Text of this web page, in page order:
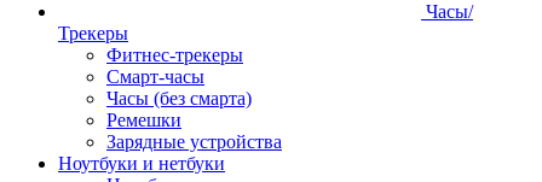
Часы/
Трекеры
Фитнес-трекеры
Смарт-часы
Часы (без смарта)
Ремешки
Зарядные устройства
Ноутбуки и нетбуки